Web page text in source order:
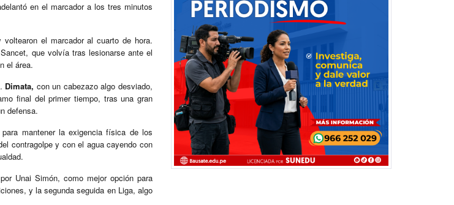
en el marcador a los tres minutos
el marcador al cuarto de hora.
que volvía tras lesionarse ante el
el área.
Dimata, con un cabezazo algo desviado,
final del primer tiempo, tras una gran
defensa.
mantener la exigencia física de los
contragolpe y con el agua cayendo con
Unai Simón, como mejor opción para
y la segunda seguida en Liga, algo